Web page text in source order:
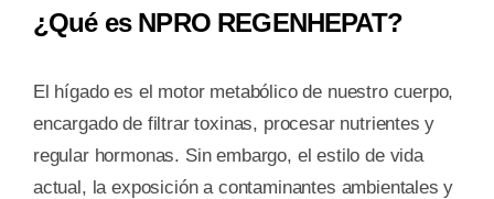
¿Qué es NPRO REGENHEPAT?
El hígado es el motor metabólico de nuestro cuerpo,
encargado de filtrar toxinas, procesar nutrientes y
regular hormonas. Sin embargo, el estilo de vida
actual, la exposición a contaminantes ambientales y